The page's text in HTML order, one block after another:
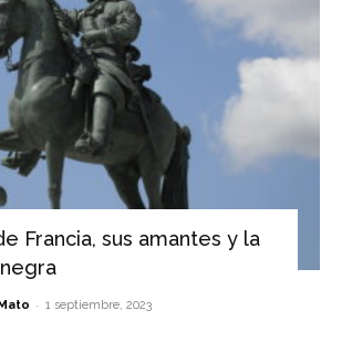
Francia, sus amantes y la
- 1 septiembre, 2023